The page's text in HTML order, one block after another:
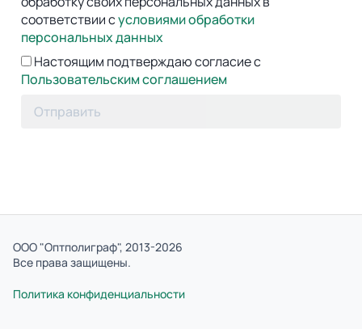
соответствии сусловиями обработки
персональных данных
Настоящим подтверждаю согласие с
Пользовательским соглашением
Отправить
ООО "Оптполиграф", 2013-2026
Все права защищены.
Политика конфиденциальности